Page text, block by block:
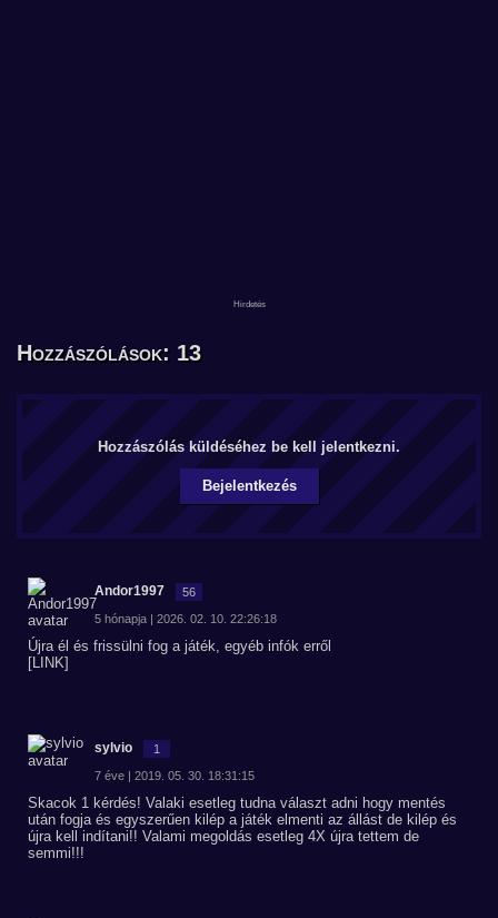
Hozzászólások: 13
Hozzászólás küldéséhez be kell jelentkezni.
Bejelentkezés
Andor1997 56
5 hónapja | 2026. 02. 10. 22:26:18
Újra él és frissülni fog a játék, egyéb infók erről
[LINK]
sylvio 1
7 éve | 2019. 05. 30. 18:31:15
Skacok 1 kérdés! Valaki esetleg tudna választ adni hogy mentés
után fogja és egyszerűen kilép a játék elmenti az állást de kilép és
újra kell indítani!! Valami megoldás esetleg 4X újra tettem de
semmi!!!